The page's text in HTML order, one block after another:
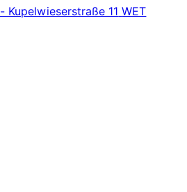
- Kupelwieserstraße 11 WET